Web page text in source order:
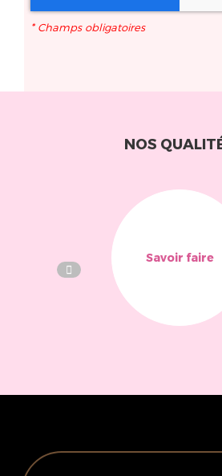
*Champs obligatoires
NOS
Savoir faire